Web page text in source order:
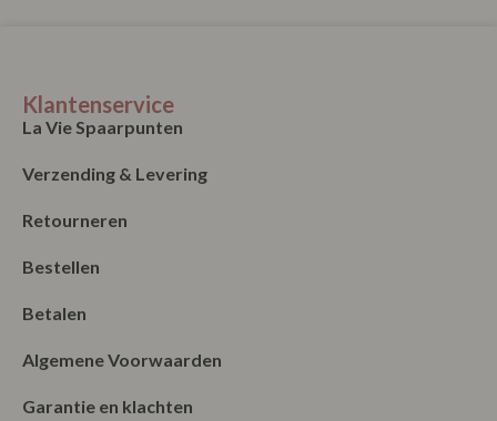
Klantenservice
La Vie Spaarpunten
Verzending & Levering
Retourneren
Bestellen
Betalen
Algemene Voorwaarden
Garantie en klachten